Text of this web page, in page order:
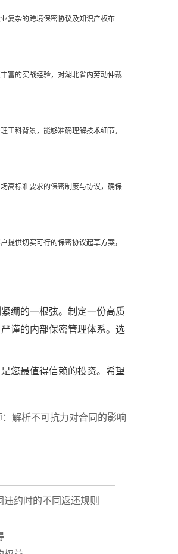
复杂的跨境保密协议及知识产权布
富的实战经验，对湖北省内劳动仲裁
工科背景，能够准确理解技术细节，
高标准要求的保密制度与协议，确保
提供切实可行的保密协议起草方案，
绷的一根弦。制定一份高质
谨的内部保密管理体系。选
您最值得信赖的投资。希望
解析不可抗力对合同的影响
约时的不同返还规则